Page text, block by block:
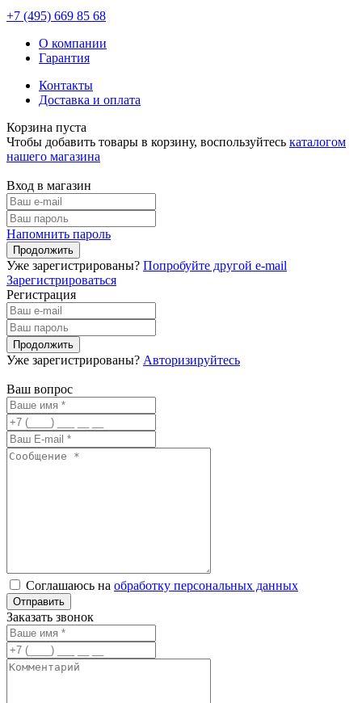
+7 (495) 669 85 68
О компании
Гарантия
Контакты
Доставка и оплата
Корзина пуста
Чтобы добавить товары в корзину, воспользуйтесь каталогом
нашего магазина
Вход в магазин
Напомнить пароль
Уже зарегистрированы? Попробуйте другой e-mail
Зарегистрироваться
Регистрация
Уже зарегистрированы? Авторизируйтесь
Ваш вопрос
Соглашаюсь на обработку персональных данных
Заказать звонок